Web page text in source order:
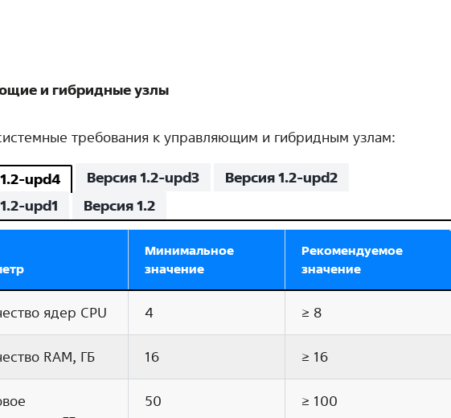
и гибридные узлы
требования к управляющим и гибридным узлам:
upd4
Минимальное
значение
Рекомендуемое
значение
ядер CPU 4 ≥ 8
RAM, ГБ 16 ≥ 16
50 ≥ 100
Версия 1.2-upd3
Версия 1.2-upd2
upd1
Версия 1.2